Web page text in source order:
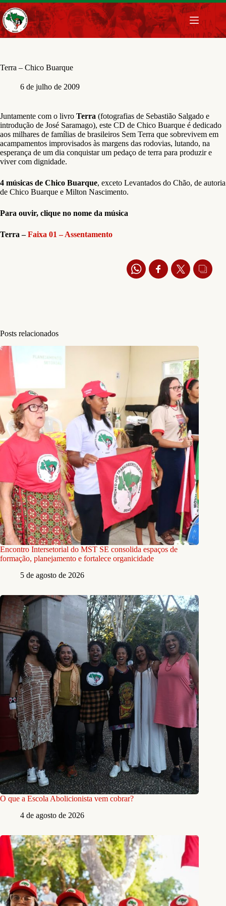
Pular
para
o
conteúdo
Terra – Chico Buarque
6 de julho de 2009
Juntamente com o livro Terra (fotografias de Sebastião Salgado e
introdução de José Saramago), este CD de Chico Buarque é dedicado
aos milhares de famílias de brasileiros Sem Terra que sobrevivem em
acampamentos improvisados às margens das rodovias, lutando, na
esperança de um dia conquistar um pedaço de terra para produzir e
viver com dignidade.
4 músicas de Chico Buarque, exceto Levantados do Chão, de autoria
de Chico Buarque e Milton Nascimento.
Para ouvir, clique no nome da música
Terra –Faixa 01 – Assentamento
Posts relacionados
Encontro Intersetorial do MST SE consolida espaços de
formação, planejamento e fortalece organicidade
5 de agosto de 2026
O que a Escola Abolicionista vem cobrar?
4 de agosto de 2026